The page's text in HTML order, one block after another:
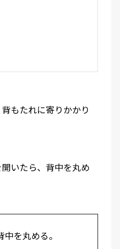
もたれに寄りかかり
いたら、背中を丸め
を丸める。